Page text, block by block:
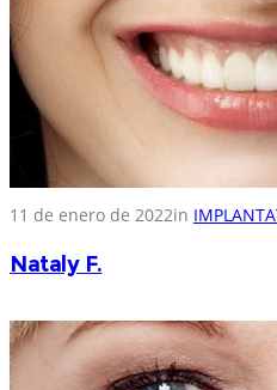
11 de enero de 2022in
Nataly F.